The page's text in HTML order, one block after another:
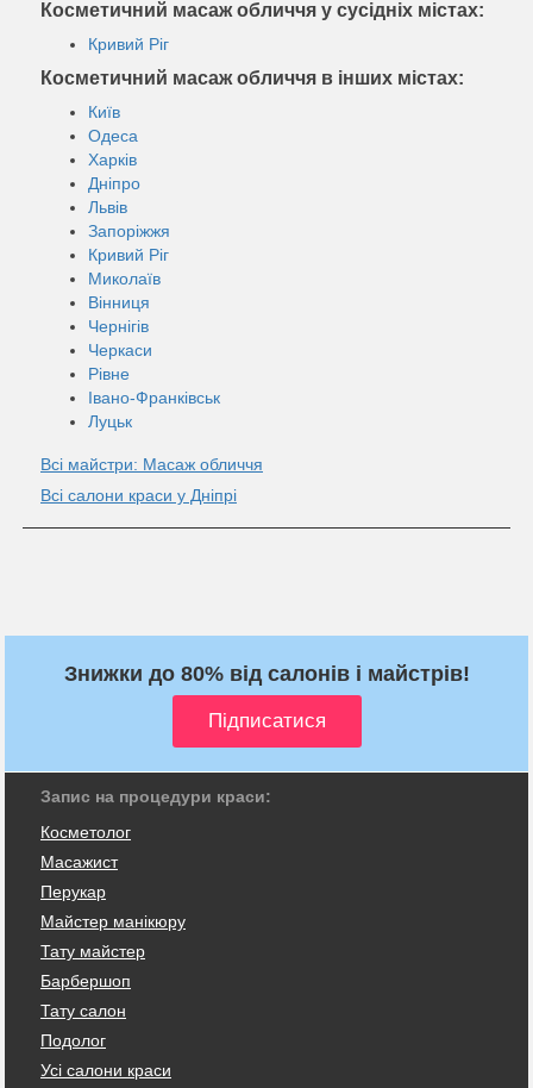
Косметичний масаж обличчя у сусідніх містах:
Кривий Ріг
Косметичний масаж обличчя в інших містах:
Київ
Одеса
Харків
Дніпро
Львів
Запоріжжя
Кривий Ріг
Миколаїв
Вінниця
Чернігів
Черкаси
Рівне
Івано-Франківськ
Луцьк
Всі майстри: Масаж обличчя
Всі салони краси у Дніпрі
Знижки до 80% від салонів і майстрів!
Запис на процедури краси:
Косметолог
Масажист
Перукар
Майстер манікюру
Тату майстер
Барбершоп
Тату салон
Подолог
Усі салони краси